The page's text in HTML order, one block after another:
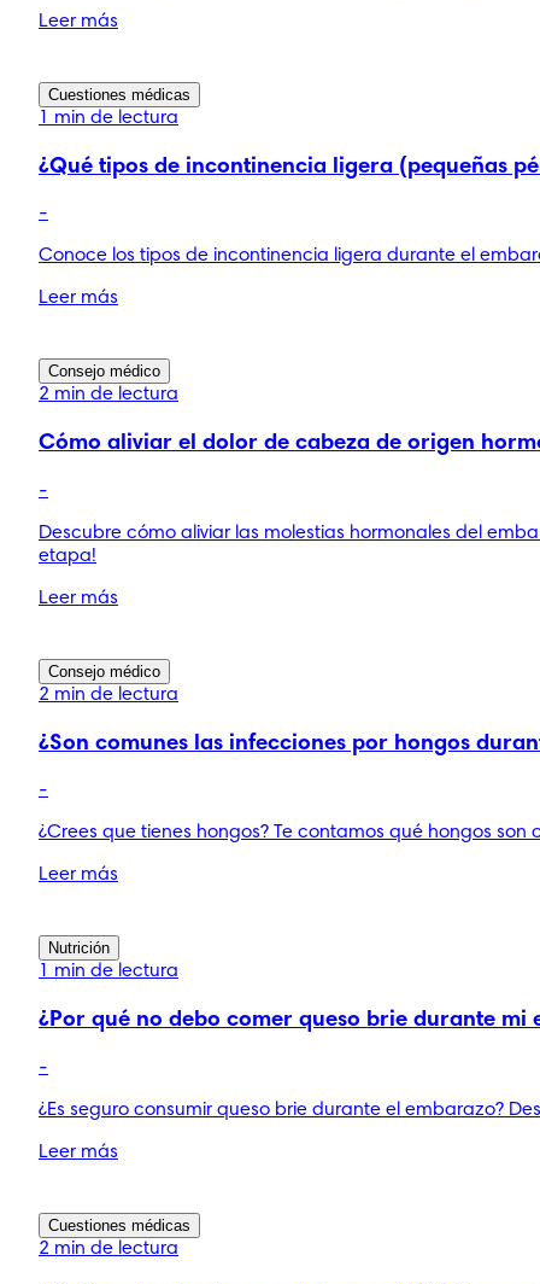
Leer más
Cuestiones médicas
1 min de lectura
¿Qué tipos de incontinencia ligera (pequeñas
-
Conoce los tipos de incontinencia ligera durante el
Leer más
Consejo médico
2 min de lectura
Cómo aliviar el dolor de cabeza de origen
-
Descubre cómo aliviar las molestias hormonales del
etapa!
Leer más
Consejo médico
2 min de lectura
¿Son comunes las infecciones por hongos
-
¿Crees que tienes hongos? Te contamos qué hongos
Leer más
Nutrición
1 min de lectura
¿Por qué no debo comer queso brie durante mi
-
¿Es seguro consumir queso brie durante el embarazo?
Leer más
Cuestiones médicas
2 min de lectura